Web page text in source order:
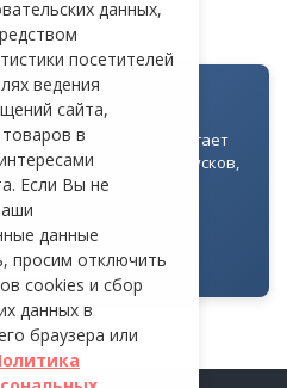
цифровой экосистемы
объектов доступна
Telegram. Она помогает
выдачу гостевых пропусков,
и оперативно
→
данных,
посетителей
ведения
сайта,
в
Если Вы не
данные
просим отключить
cookies и сбор
данных в
браузера или